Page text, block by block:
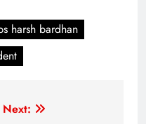
harsh bardhan
Next: